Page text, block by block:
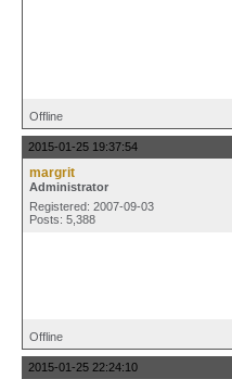
Offline
2015-01-25 19:37:54
margrit
Administrator
Registered: 2007-09-03
Posts: 5,388
Offline
2015-01-25 22:24:10